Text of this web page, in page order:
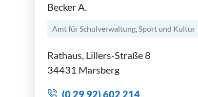
Becker A.
Amt für Schulverwaltung, Sport und Kultur
Rathaus, Lillers-Straße 8
34431 Marsberg
(0 29 92) 602 214